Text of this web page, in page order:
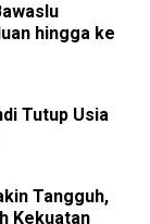
hingga ke
Tutup Usia
Tangguh,
Kekuatan